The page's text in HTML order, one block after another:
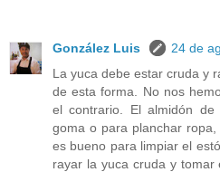
González Luis
24 de
La yuca debe estar cruda y
de esta forma. No nos
el contrario. El almidón
goma o para planchar
es bueno para limpiar el
rayar la yuca cruda y